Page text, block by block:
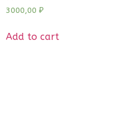
Rated
1.00
5
3000,00 ₽
Add to cart